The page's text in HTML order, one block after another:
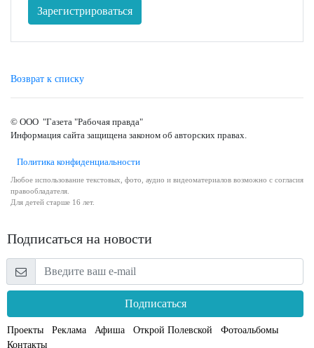
Зарегистрироваться
Возврат к списку
© ООО "Газета "Рабочая правда"
Информация сайта защищена законом об авторских правах.
Политика конфиденциальности
Любое использование текстовых, фото, аудио и видеоматериалов возможно с согласия
правообладателя.
Для детей старше 16 лет.
Подписаться на новости
Подписаться
Проекты Реклама Афиша Открой Полевской
Фотоальбомы
Контакты